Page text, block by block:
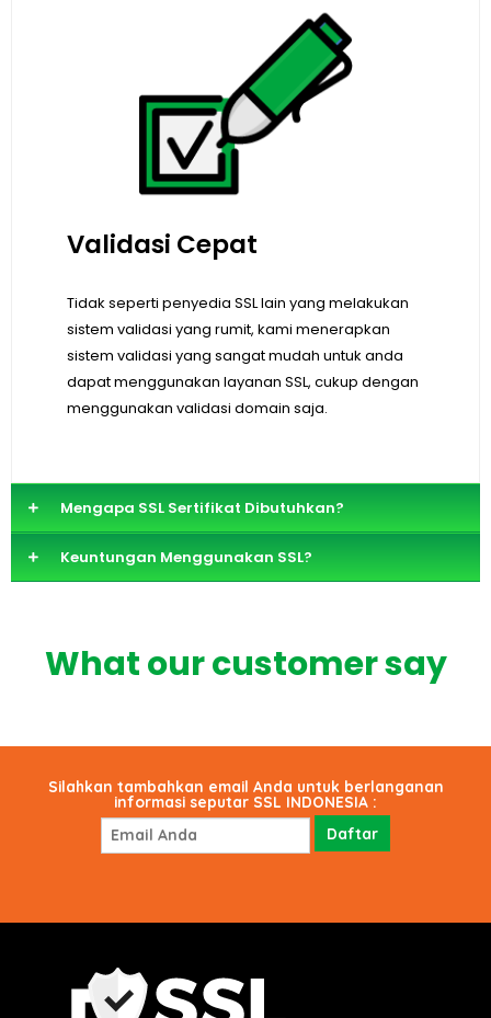
Validasi Cepat
Tidak seperti penyedia SSL lain yang melakukan
sistem validasi yang rumit, kami menerapkan
sistem validasi yang sangat mudah untuk anda
dapat menggunakan layanan SSL, cukup dengan
menggunakan validasi domain saja.
Mengapa SSL Sertifikat Dibutuhkan?
Keuntungan Menggunakan SSL?
What our customer say
Silahkan tambahkan email Anda untuk berlanganan
informasi seputar SSL INDONESIA :